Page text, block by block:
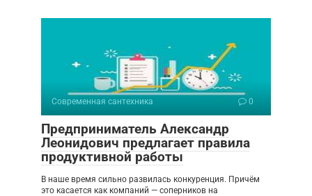
Современная сантехника 0
Предприниматель Александр
Леонидович предлагает правила
продуктивной работы
В наше время сильно развилась конкуренция. Причём
это касается как компаний — соперников на